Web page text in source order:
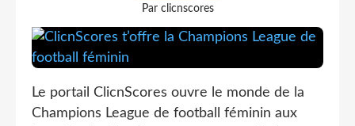
Par clicnscores
Le portail ClicnScores ouvre le monde de la
Champions League de football féminin aux